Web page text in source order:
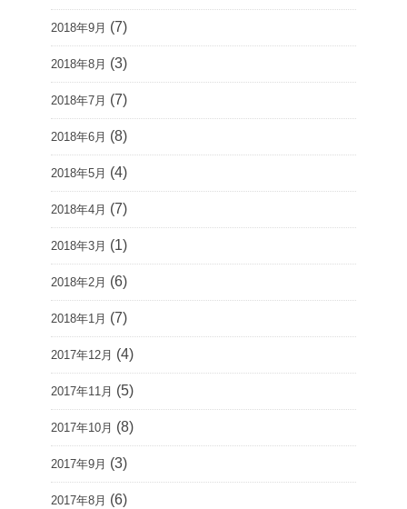
2018年9月 (7)
2018年8月 (3)
2018年7月 (7)
2018年6月 (8)
2018年5月 (4)
2018年4月 (7)
2018年3月 (1)
2018年2月 (6)
2018年1月 (7)
2017年12月 (4)
2017年11月 (5)
2017年10月 (8)
2017年9月 (3)
2017年8月 (6)